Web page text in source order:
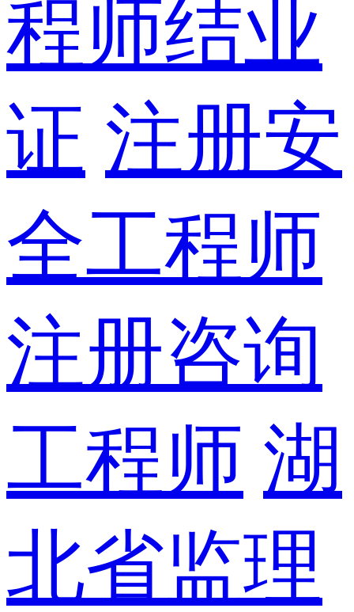
程师结业
证 注册安
全工程师
注册咨询
工程师 湖
北省监理